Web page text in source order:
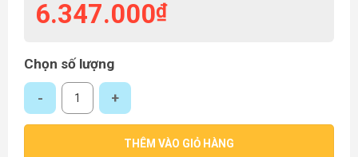
6.347.000₫
Chọn số lượng
Máy giặt 9 Kg Samsung WW90J54E0BX/SV hơi nước số lượng
THÊM VÀO GIỎ HÀNG